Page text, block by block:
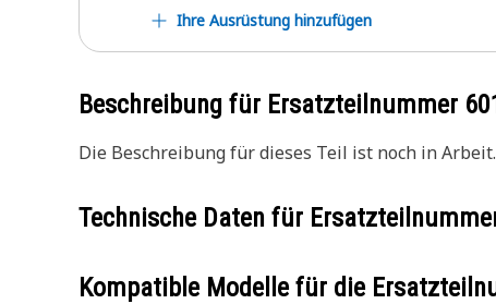
Ihre Ausrüstung hinzufügen
Beschreibung für Ersatzteilnummer
Die Beschreibung für dieses Teil ist noch in Arbeit.
Technische Daten für
Kompatible Modelle für die